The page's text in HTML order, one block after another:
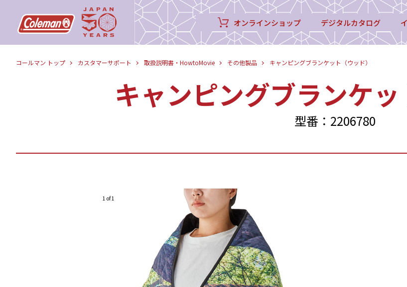
オンラインショップ デジタルカタログ
コールマン トップ カスタマーサポート 取扱説明書・HowtoMovie その他製品 キャンピングブランケット（ウッド）
キャンピングブランケッ
型番：2206780
1 of 1